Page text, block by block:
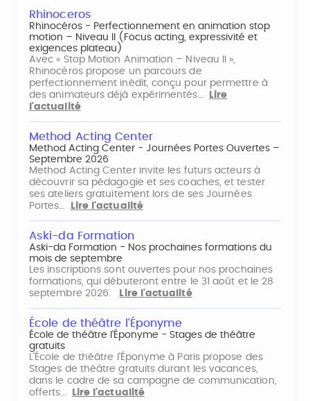
Rhinoceros
Rhinocéros - Perfectionnement en animation stop
motion – Niveau II (Focus acting, expressivité et
exigences plateau)
Avec « Stop Motion Animation – Niveau II »,
Rhinocéros propose un parcours de
perfectionnement inédit, conçu pour permettre à
des animateurs déjà expérimentés…
Lire
l'actualité
Method Acting Center
Method Acting Center - Journées Portes Ouvertes –
Septembre 2026
Method Acting Center invite les futurs acteurs à
découvrir sa pédagogie et ses coaches, et tester
ses ateliers gratuitement lors de ses Journées
Portes…
Lire l'actualité
Aski-da Formation
Aski-da Formation - Nos prochaines formations du
mois de septembre
Les inscriptions sont ouvertes pour nos prochaines
formations, qui débuteront entre le 31 août et le 28
septembre 2026.
Lire l'actualité
École de théâtre l'Éponyme
École de théâtre l'Éponyme - Stages de théâtre
gratuits
L'École de théâtre l'Éponyme à Paris propose des
Stages de théâtre gratuits durant les vacances,
dans le cadre de sa campagne de communication,
offerts…
Lire l'actualité